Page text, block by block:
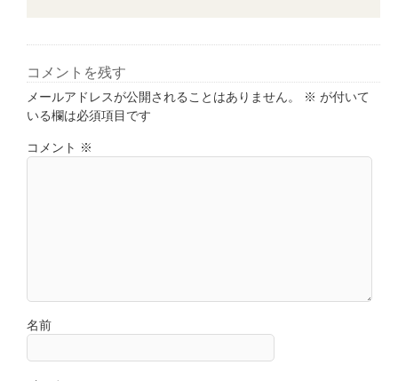
コメントを残す
メールアドレスが公開されることはありません。 ※ が付いて
いる欄は必須項目です
コメント ※
名前